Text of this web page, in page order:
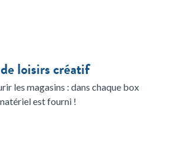
loisirs créatif
les magasins : dans chaque box
est fourni !